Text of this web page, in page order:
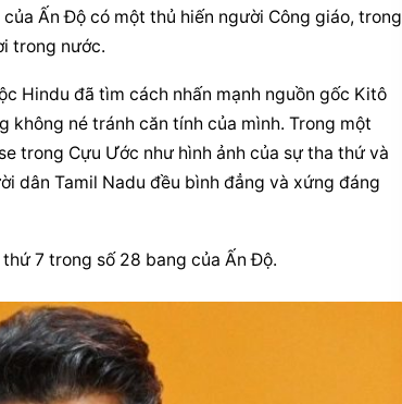
Ấn Độ có một thủ hiến người Công giáo, trong
trong nước.
Hindu đã tìm cách nhấn mạnh nguồn gốc Kitô
trong Cựu Ước như hình ảnh của sự tha thứ và
dân Tamil Nadu đều bình đẳng và xứng đáng
7 trong số 28 bang của Ấn Độ.